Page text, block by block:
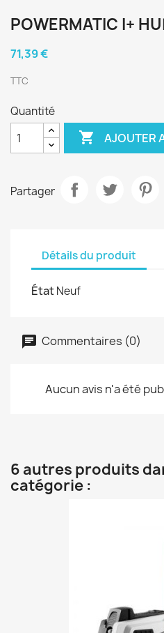
POWERMATIC I+
71,39 €
TTC
Quantité
 AJOUTER
Partager
Détails du produit
ÉtatNeuf
Commentaires (0)
Aucun avis n'a été
6 autres produits
catégorie :